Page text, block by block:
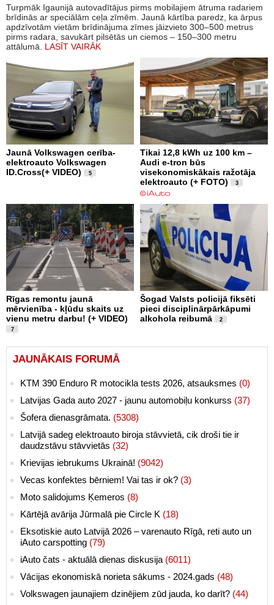
Turpmāk Igaunijā autovadītājus pirms mobilajiem ātruma radariem
brīdinās ar speciālām ceļa zīmēm. Jaunā kārtība paredz, ka ārpus
apdzīvotām vietām brīdinājuma zīmes jāizvieto 300–500 metrus
pirms radara, savukārt pilsētās un ciemos – 150–300 metru
attālumā. LASĪT VAIRĀK
Jaunā Volkswagen cerība-
elektroauto Volkswagen
ID.Cross(+ VIDEO)
5
Tikai 12,8 kWh uz 100 km –
Audi e-tron būs
visekonomiskākais ražotāja
elektroauto (+ FOTO)
3
Rīgas remontu jaunā
mērvienība - kļūdu skaits uz
vienu metru darbu! (+ VIDEO)
7
Šogad Valsts policijā fiksēti
pieci disciplinārpārkāpumi
alkohola reibumā
2
JAUNĀKAIS FORUMĀ
KTM 390 Enduro R motocikla tests 2026, atsauksmes (0)
Latvijas Gada auto 2027 - jaunu automobiļu konkurss (37)
Šofera dienasgrāmata. (5308)
Latvijā sadeg elektroauto biroja stāvvietā, cik droši tie ir
daudzstāvu stāvvietās (32)
Krievijas iebrukums Ukrainā! (9042)
Vecas konfektes bērniem! Vai tas ir ok? (3)
Moto salidojums Ķemeros (8)
Kārtējā avārija Jūrmalā pie Circle K (18)
Eksotiskie auto Latvijā 2026 – varenauto Rīgā, reti auto un
iAuto carspotting (79)
iAuto čats - aktuālā dienas diskusija (6011)
Vācijas ekonomiskā norieta sākums - 2024.gads (48)
Volkswagen jaunajiem dzinējiem zūd jauda, ko darīt? (44)